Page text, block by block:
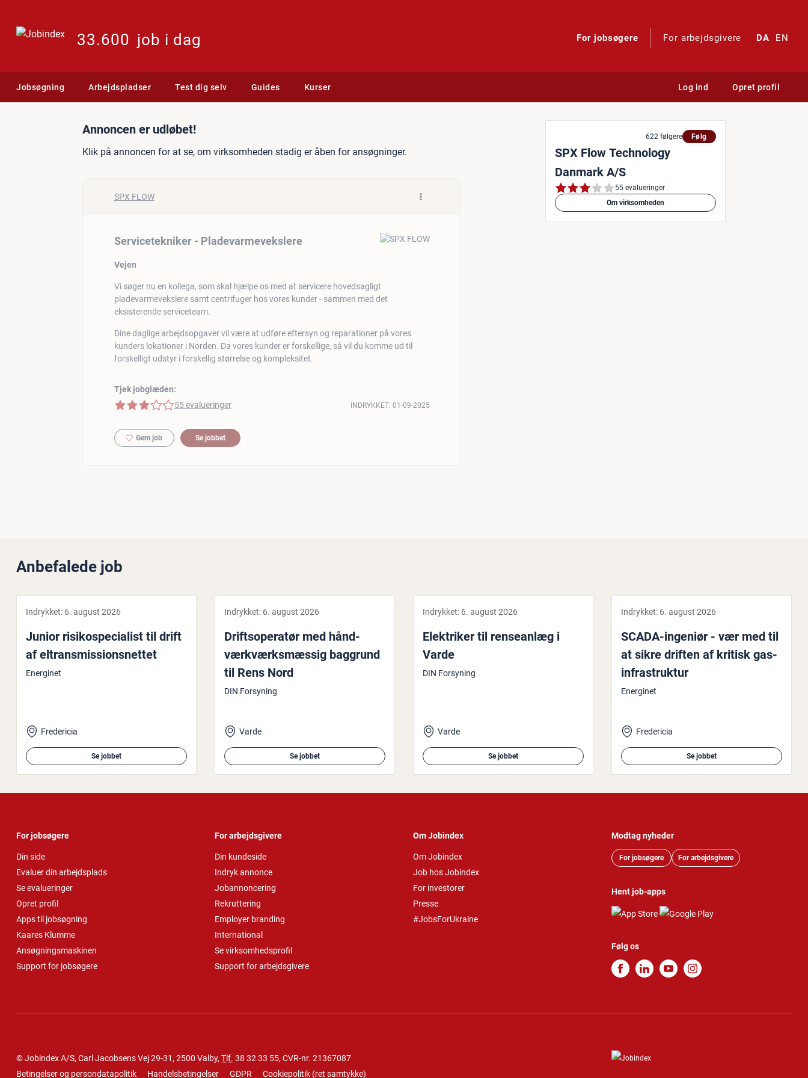
33.600 job i dag For jobsøgere For arbejdsgivere DA EN
Jobsøgning Arbejdspladser Test dig selv Guides Kurser Log ind Opret profil
Jobannonce: Servicetekniker - Pladevarmevekslere
Annoncen er udløbet!
Klik på annoncen for at se, om virksomheden stadig er åben for ansøgninger.
SPX FLOW
Servicetekniker - Pladevarmevekslere
Vejen
Vi søger nu en kollega, som skal hjælpe os med at servicere hovedsagligt
pladevarmevekslere samt centrifuger hos vores kunder - sammen med det
eksisterende serviceteam.
Dine daglige arbejdsopgaver vil være at udføre eftersyn og reparationer på vores
kunders lokationer i Norden. Da vores kunder er forskellige, så vil du komme ud til
forskelligt udstyr i forskellig størrelse og kompleksitet.
Tjek jobglæden:
3 af 5 stjerner
55 evalueringer INDRYKKET: 01-09-2025
Gem job Se jobbet
622 følgere Følg
SPX Flow Technology
Danmark A/S
55 evalueringer
Om virksomheden
Anbefalede job
Indrykket: 6. august 2026
Junior ri­si­ko­spe­ci­a­list til drift
af el­trans­mis­sions­net­tet
Energinet
Fredericia
Se jobbet
Indrykket: 6. august 2026
Drifts­o­pe­ra­tør med hånd­
værk­værks­mæs­sig baggrund
til Rens Nord
DIN Forsyning
Varde
Se jobbet
Indrykket: 6. august 2026
Elek­tri­ker til ren­se­an­læg i
Varde
DIN Forsyning
Varde
Se jobbet
Indrykket: 6. august 2026
SCADA-ingeniør - vær med til
at sikre driften af kritisk ga­s­
in­fra­struk­tur
Energinet
Fredericia
Se jobbet
For jobsøgere
Din side
Evaluer din arbejdsplads
Se evalueringer
Opret profil
Apps til jobsøgning
Kaares Klumme
Ansøgningsmaskinen
Support for jobsøgere
For arbejdsgivere
Din kundeside
Indryk annonce
Jobannoncering
Rekruttering
Employer branding
International
Se virksomhedsprofil
Support for arbejdsgivere
Om Jobindex
Om Jobindex
Job hos Jobindex
For investorer
Presse
#JobsForUkraine
Modtag nyheder
For jobsøgere For arbejdsgivere
Hent job-apps
Følg os
© Jobindex A/S, Carl Jacobsens Vej 29-31, 2500 Valby, Tlf. 38 32 33 55, CVR-nr. 21367087
Betingelser og persondatapolitik
Handelsbetingelser GDPR Cookiepolitik (ret samtykke)